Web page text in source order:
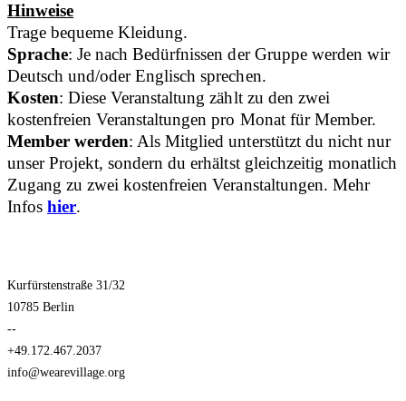
Hinweise
Trage bequeme Kleidung.
Sprache: Je nach Bedürfnissen der Gruppe werden wir
Deutsch und/oder Englisch sprechen.
Kosten: Diese Veranstaltung zählt zu den zwei
kostenfreien Veranstaltungen pro Monat für Member.
Member werden: Als Mitglied unterstützt du nicht nur
unser Projekt, sondern du erhältst gleichzeitig monatlich
Zugang zu zwei kostenfreien Veranstaltungen. Mehr
Infoshier.
Kurfürstenstraße 31/32
10785 Berlin
--
+49.172.467.2037
info@wearevillage.org